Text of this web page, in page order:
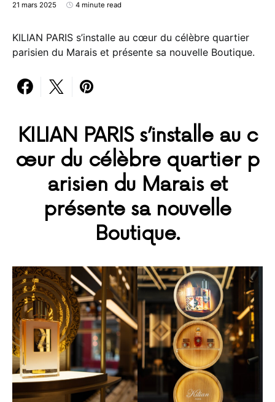
21 mars 2025 4 minute read
KILIAN PARIS s’installe au cœur du célèbre quartier
parisien du Marais et présente sa nouvelle Boutique.
KILIAN PARIS s’installe au c
œur du célèbre quartier p
arisien du Marais et
présente sa nouvelle
Boutique.